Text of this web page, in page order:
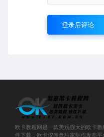
登录后评论
欧卡教程网是一款美观强大的欧卡
件下载，欧卡仪表盘独家制作发布